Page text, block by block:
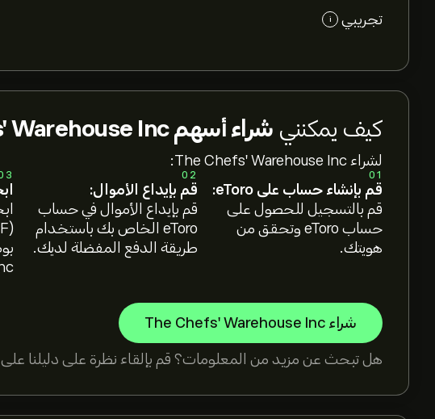
تجريبي i
كيف يمكنني شراء أسهم The Chefs' Warehouse Inc؟
لشراء The Chefs' Warehouse Inc:
01
قم بإنشاء حساب على eToro:
قم بالتسجيل للحصول على
حساب eToro وتحقق من
هويتك.
02
قم بإيداع الأموال:
قم بإيداع الأموال في حساب
eToro الخاص بك باستخدام
طريقة الدفع المفضلة لديك.
شراء The Chefs' Warehouse Inc
هل تبحث عن مزيد من المعلومات؟ قم بإلقاء نظرة على دليلنا على